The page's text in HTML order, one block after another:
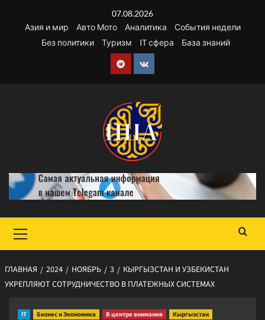
содержимому
07.08.2026
Азия и мир
Авто Мото Аналитика
События недели
Без политики
Туризм IT сфера База знаний
Telegram
VK
меню
ГЛАВНАЯ 2024 НОЯБРЬ 3
КЫРГЫЗСТАН И УЗБЕКИСТАН
УКРЕПЛЯЮТ СОТРУДНИЧЕСТВО В ПЛАТЕЖНЫХ СИСТЕМАХ
IT Бизнес и Экономика В центре внимания
Кыргызстан